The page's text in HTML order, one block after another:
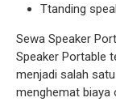
Ttanding
Sewa Speaker
Speaker Portable
menjadi salah
menghemat biaya